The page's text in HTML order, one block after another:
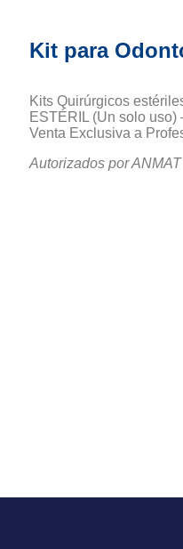
Kit para
Kits Quirúrgicos
ESTÉRIL (Un solo
Venta Exclusiva a
Autorizados por